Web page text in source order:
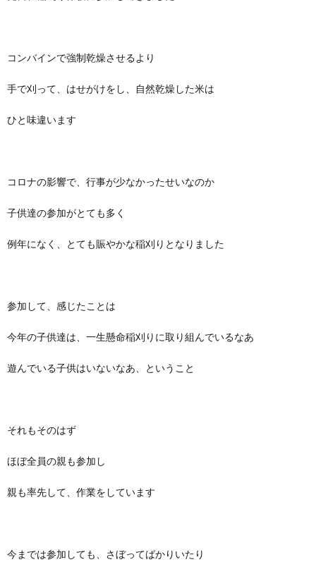
コンバインで強制乾燥させるより
手で刈って、はせがけをし、自然乾燥した米は
ひと味違います
コロナの影響で、行事が少なかったせいなのか
子供達の参加がとても多く
例年になく、とても賑やかな稲刈りとなりました
参加して、感じたことは
今年の子供達は、一生懸命稲刈りに取り組んでいるなあ
遊んでいる子供はいないなあ、ということ
それもそのはず
ほぼ全員の親も参加し
親も率先して、作業をしています
今までは参加しても、さぼってばかりいたり